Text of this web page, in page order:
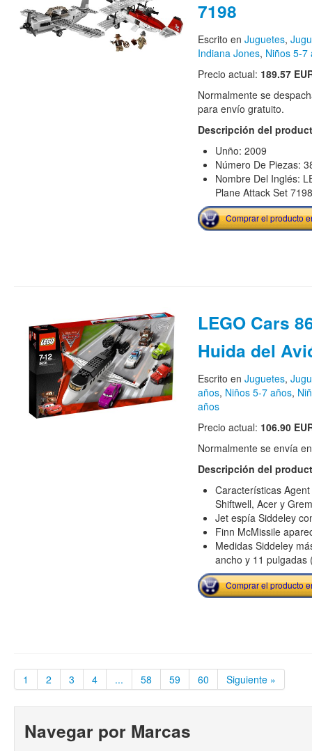
7198
Escrito en Juguetes,
Indiana Jones, Niños 5-7
Precio actual: 189.57
Normalmente se
para envío gratuito.
Descripción del
Unño: 2009
Número De Piezas:
Nombre Del Inglés:
Plane Attack Set 7198
Comprar el producto
LEGO Cars
Huida del
Escrito en Juguetes,
años, Niños 5-7 años,
años
Precio actual: 106.90
Normalmente se envía
Descripción del
Características
Shiftwell, Acer y
Jet espía Siddeley
Finn McMissile
Medidas Siddeley
ancho y 11 pulgadas
Comprar el producto
1 2 3 4 ... 58 59 60 Siguiente »
Navegar por Marcas